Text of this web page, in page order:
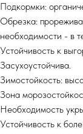
Подкормки:
Обрезка:
необходимости - в
Устойчивость к
Засухоустойчива.
Зимостойкость:
Зона
Необходимость
Устойчивость к